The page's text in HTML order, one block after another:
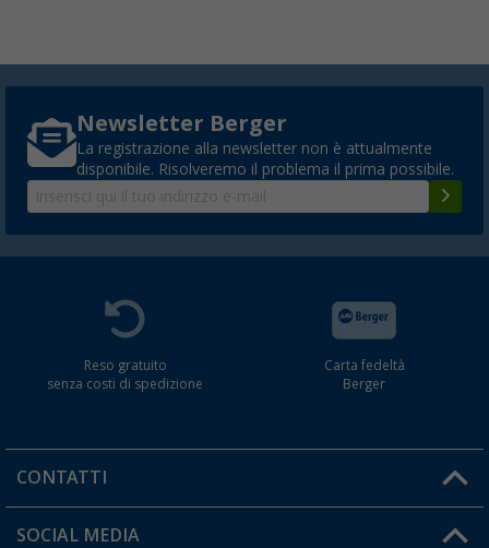
Newsletter Berger
La registrazione alla newsletter non è attualmente
disponibile. Risolveremo il problema il prima possibile.
Reso gratuito
senza costi di spedizione
Carta fedeltà
Berger
CONTATTI
Orari di apertura del servizio:
SOCIAL MEDIA